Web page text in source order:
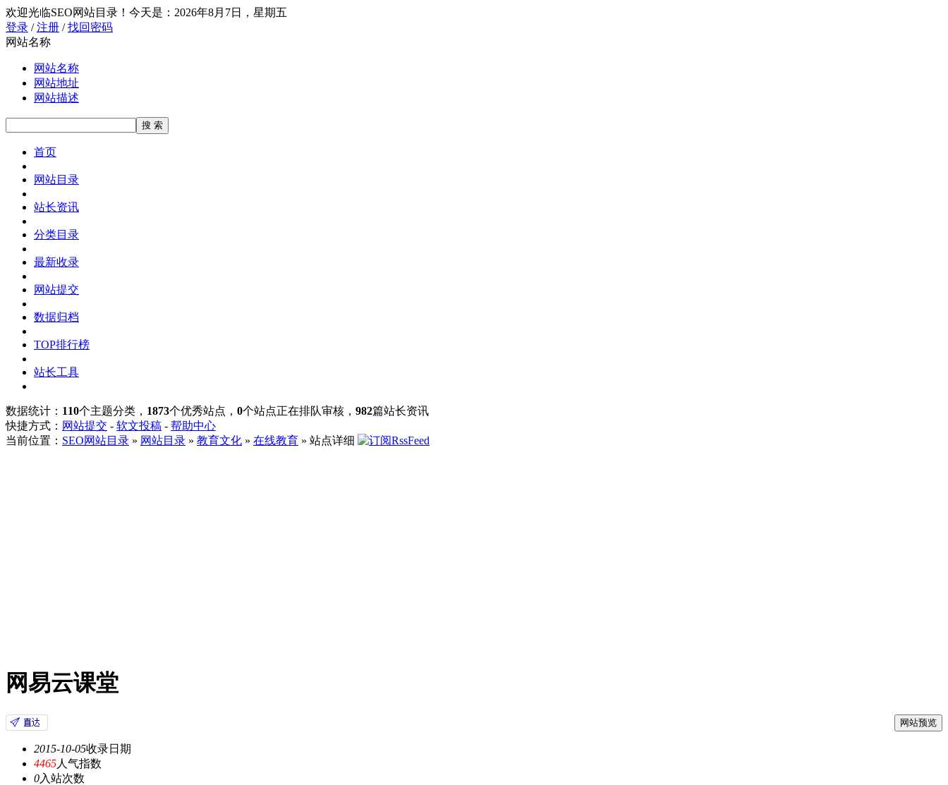
欢迎光临SEO网站目录！ 今天是：2026年8月7日，星期五
登录 /注册 /找回密码
网站名称
网站名称
网站地址
网站描述
首页
网站目录
站长资讯
分类目录
最新收录
网站提交
数据归档
TOP排行榜
站长工具
数据统计： 110个主题分类， 1873个优秀站点， 0个站点正在排队审核， 982篇站长资讯
快捷方式： 网站提交 - 软文投稿 - 帮助中心
当前位置： SEO网站目录 » 网站目录 » 教育文化 » 在线教育 » 站点详细
网易云课堂
网站预览
2015-10-05收录日期
4465人气指数
0入站次数